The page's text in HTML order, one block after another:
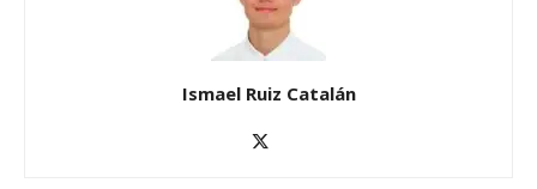
Ismael Ruiz Catalán